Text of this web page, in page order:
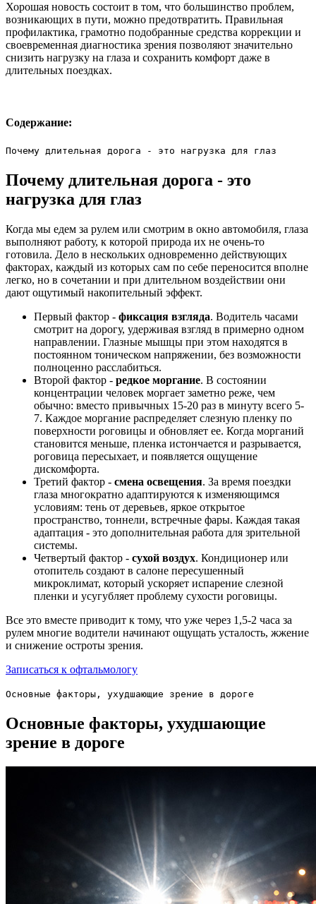
Хорошая новость состоит в том, что большинство проблем,
возникающих в пути, можно предотвратить. Правильная
профилактика, грамотно подобранные средства коррекции и
своевременная диагностика зрения позволяют значительно
снизить нагрузку на глаза и сохранить комфорт даже в
длительных поездках.
Содержание:
Почему длительная дорога - это нагрузка для глаз
Почему длительная дорога - это
нагрузка для глаз
Когда мы едем за рулем или смотрим в окно автомобиля, глаза
выполняют работу, к которой природа их не очень-то
готовила. Дело в нескольких одновременно действующих
факторах, каждый из которых сам по себе переносится вполне
легко, но в сочетании и при длительном воздействии они
дают ощутимый накопительный эффект.
Первый фактор - фиксация взгляда. Водитель часами
смотрит на дорогу, удерживая взгляд в примерно одном
направлении. Глазные мышцы при этом находятся в
постоянном тоническом напряжении, без возможности
полноценно расслабиться.
Второй фактор - редкое моргание. В состоянии
концентрации человек моргает заметно реже, чем
обычно: вместо привычных 15-20 раз в минуту всего 5-
7. Каждое моргание распределяет слезную пленку по
поверхности роговицы и обновляет ее. Когда морганий
становится меньше, пленка истончается и разрывается,
роговица пересыхает, и появляется ощущение
дискомфорта.
Третий фактор - смена освещения. За время поездки
глаза многократно адаптируются к изменяющимся
условиям: тень от деревьев, яркое открытое
пространство, тоннели, встречные фары. Каждая такая
адаптация - это дополнительная работа для зрительной
системы.
Четвертый фактор - сухой воздух. Кондиционер или
отопитель создают в салоне пересушенный
микроклимат, который ускоряет испарение слезной
пленки и усугубляет проблему сухости роговицы.
Все это вместе приводит к тому, что уже через 1,5-2 часа за
рулем многие водители начинают ощущать усталость, жжение
и снижение остроты зрения.
Записаться к офтальмологу
Основные факторы, ухудшающие зрение в дороге
Основные факторы, ухудшающие
зрение в дороге